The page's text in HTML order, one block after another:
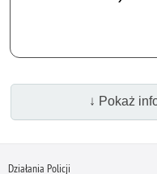
↓ Pokaż
Działania Policji